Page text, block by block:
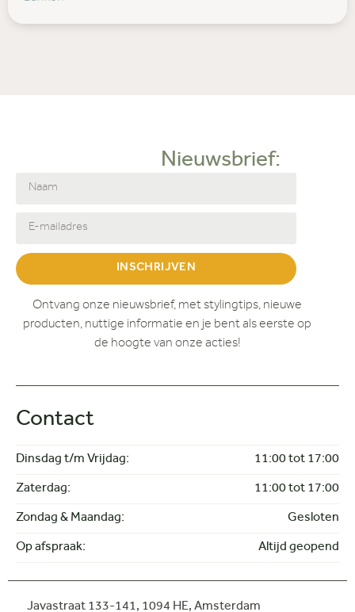
Nieuwsbrief:
INSCHRIJVEN
Ontvang onze nieuwsbrief, met stylingtips, nieuwe
producten, nuttige informatie en je bent als eerste op
de hoogte van onze acties!
Contact
Dinsdag t/m Vrijdag: 11:00 tot 17:00
Zaterdag: 11:00 tot 17:00
Zondag & Maandag: Gesloten
Op afspraak: Altijd geopend
Javastraat 133-141, 1094 HE, Amsterdam